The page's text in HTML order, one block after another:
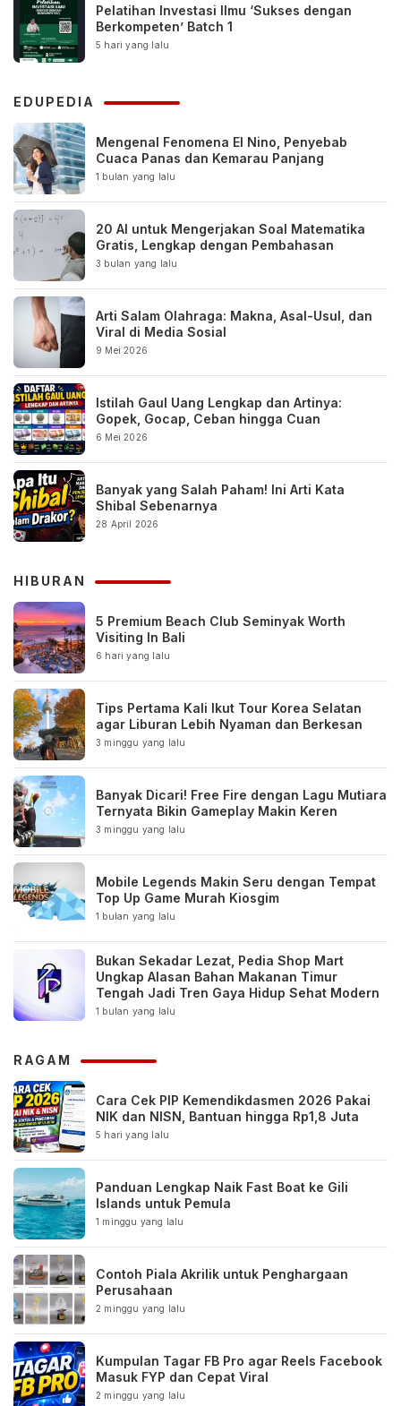
Pelatihan Investasi Ilmu ‘Sukses dengan
Berkompeten’ Batch 1
5 hari yang lalu
EDUPEDIA
Mengenal Fenomena El Nino, Penyebab
Cuaca Panas dan Kemarau Panjang
1 bulan yang lalu
20 AI untuk Mengerjakan Soal Matematika
Gratis, Lengkap dengan Pembahasan
3 bulan yang lalu
Arti Salam Olahraga: Makna, Asal-Usul, dan
Viral di Media Sosial
9 Mei 2026
Istilah Gaul Uang Lengkap dan Artinya:
Gopek, Gocap, Ceban hingga Cuan
6 Mei 2026
Banyak yang Salah Paham! Ini Arti Kata
Shibal Sebenarnya
28 April 2026
HIBURAN
5 Premium Beach Club Seminyak Worth
Visiting In Bali
6 hari yang lalu
Tips Pertama Kali Ikut Tour Korea Selatan
agar Liburan Lebih Nyaman dan Berkesan
3 minggu yang lalu
Banyak Dicari! Free Fire dengan Lagu Mutiara
Ternyata Bikin Gameplay Makin Keren
3 minggu yang lalu
Mobile Legends Makin Seru dengan Tempat
Top Up Game Murah Kiosgim
1 bulan yang lalu
Bukan Sekadar Lezat, Pedia Shop Mart
Ungkap Alasan Bahan Makanan Timur
Tengah Jadi Tren Gaya Hidup Sehat Modern
1 bulan yang lalu
RAGAM
Cara Cek PIP Kemendikdasmen 2026 Pakai
NIK dan NISN, Bantuan hingga Rp1,8 Juta
5 hari yang lalu
Panduan Lengkap Naik Fast Boat ke Gili
Islands untuk Pemula
1 minggu yang lalu
Contoh Piala Akrilik untuk Penghargaan
Perusahaan
2 minggu yang lalu
Kumpulan Tagar FB Pro agar Reels Facebook
Masuk FYP dan Cepat Viral
2 minggu yang lalu